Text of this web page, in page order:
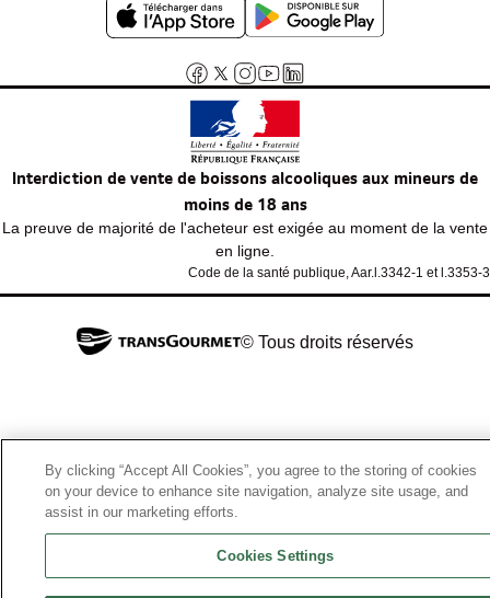
Interdiction de vente de boissons alcooliques aux mineurs de
moins de 18 ans
La preuve de majorité de l'acheteur est exigée au moment de la vente
en ligne.
Code de la santé publique, Aar.l.3342-1 et l.3353-3
© Tous droits réservés
By clicking “Accept All Cookies”, you agree to the storing of cookies
on your device to enhance site navigation, analyze site usage, and
assist in our marketing efforts.
Cookies Settings